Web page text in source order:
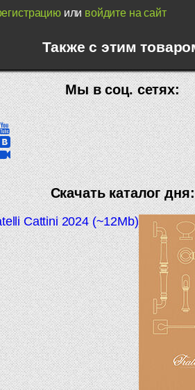
или войдите на сайт
Также с этим
Мы в соц. сетях:
Скачать каталог дня:
Cattini 2024 (~12Mb)